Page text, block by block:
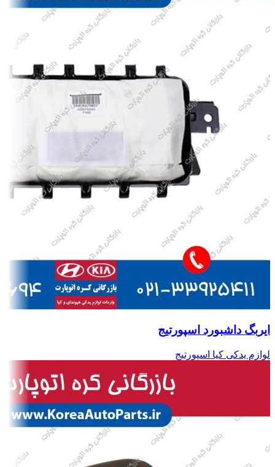
ایربگ داشبورد اسپورتیج
لوازم یدکی کیا اسپورتیج